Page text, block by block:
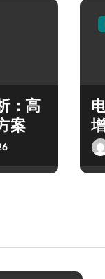
：高
案